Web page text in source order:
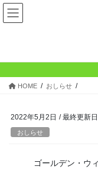
コ
ン
ス
ナ
ビ
ン
HOME おしらせ
2022年5月2日 / 最終更新
おしらせ
ゴールデン・ウィ